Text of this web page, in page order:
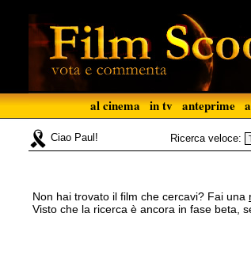
al cinema in tv anteprime
Ciao Paul! Ricerca veloce:
Non hai trovato il film che cercavi? Fai una
Visto che la ricerca è ancora in fase beta,